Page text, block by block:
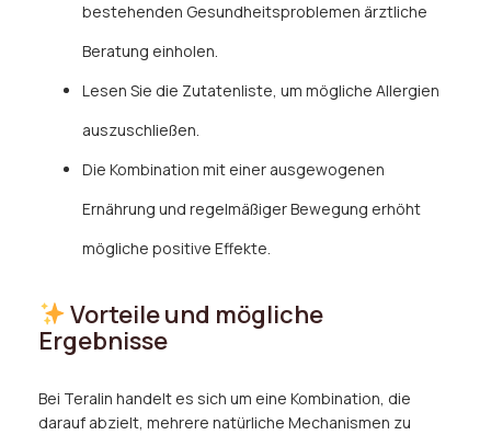
bestehenden Gesundheitsproblemen ärztliche
Beratung einholen.
Lesen Sie die Zutatenliste, um mögliche Allergien
auszuschließen.
Die Kombination mit einer ausgewogenen
Ernährung und regelmäßiger Bewegung erhöht
mögliche positive Effekte.
Vorteile und mögliche
Ergebnisse
Bei Teralin handelt es sich um eine Kombination, die
darauf abzielt, mehrere natürliche Mechanismen zu